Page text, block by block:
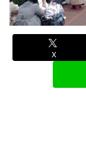
X